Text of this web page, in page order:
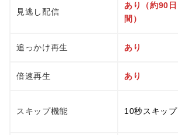
見逃し配信
あり（約90日
間）
追っかけ再生 あり
倍速再生 あり
スキップ機能 10秒スキップ